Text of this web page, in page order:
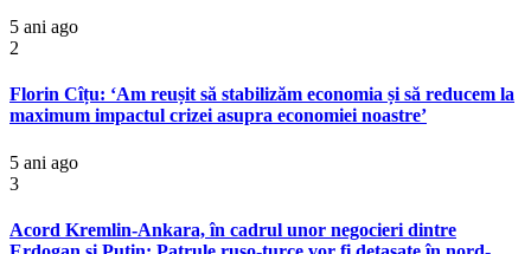
5 ani ago
2
Florin Cîțu: ‘Am reușit să stabilizăm economia și să reducem la
maximum impactul crizei asupra economiei noastre’
5 ani ago
3
Acord Kremlin-Ankara, în cadrul unor negocieri dintre